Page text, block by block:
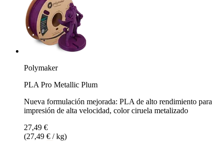
Polymaker
PLA Pro Metallic Plum
Nueva formulación mejorada: PLA de alto rendimiento para
impresión de alta velocidad, color ciruela metalizado
27,49 €
(27,49 € / kg)